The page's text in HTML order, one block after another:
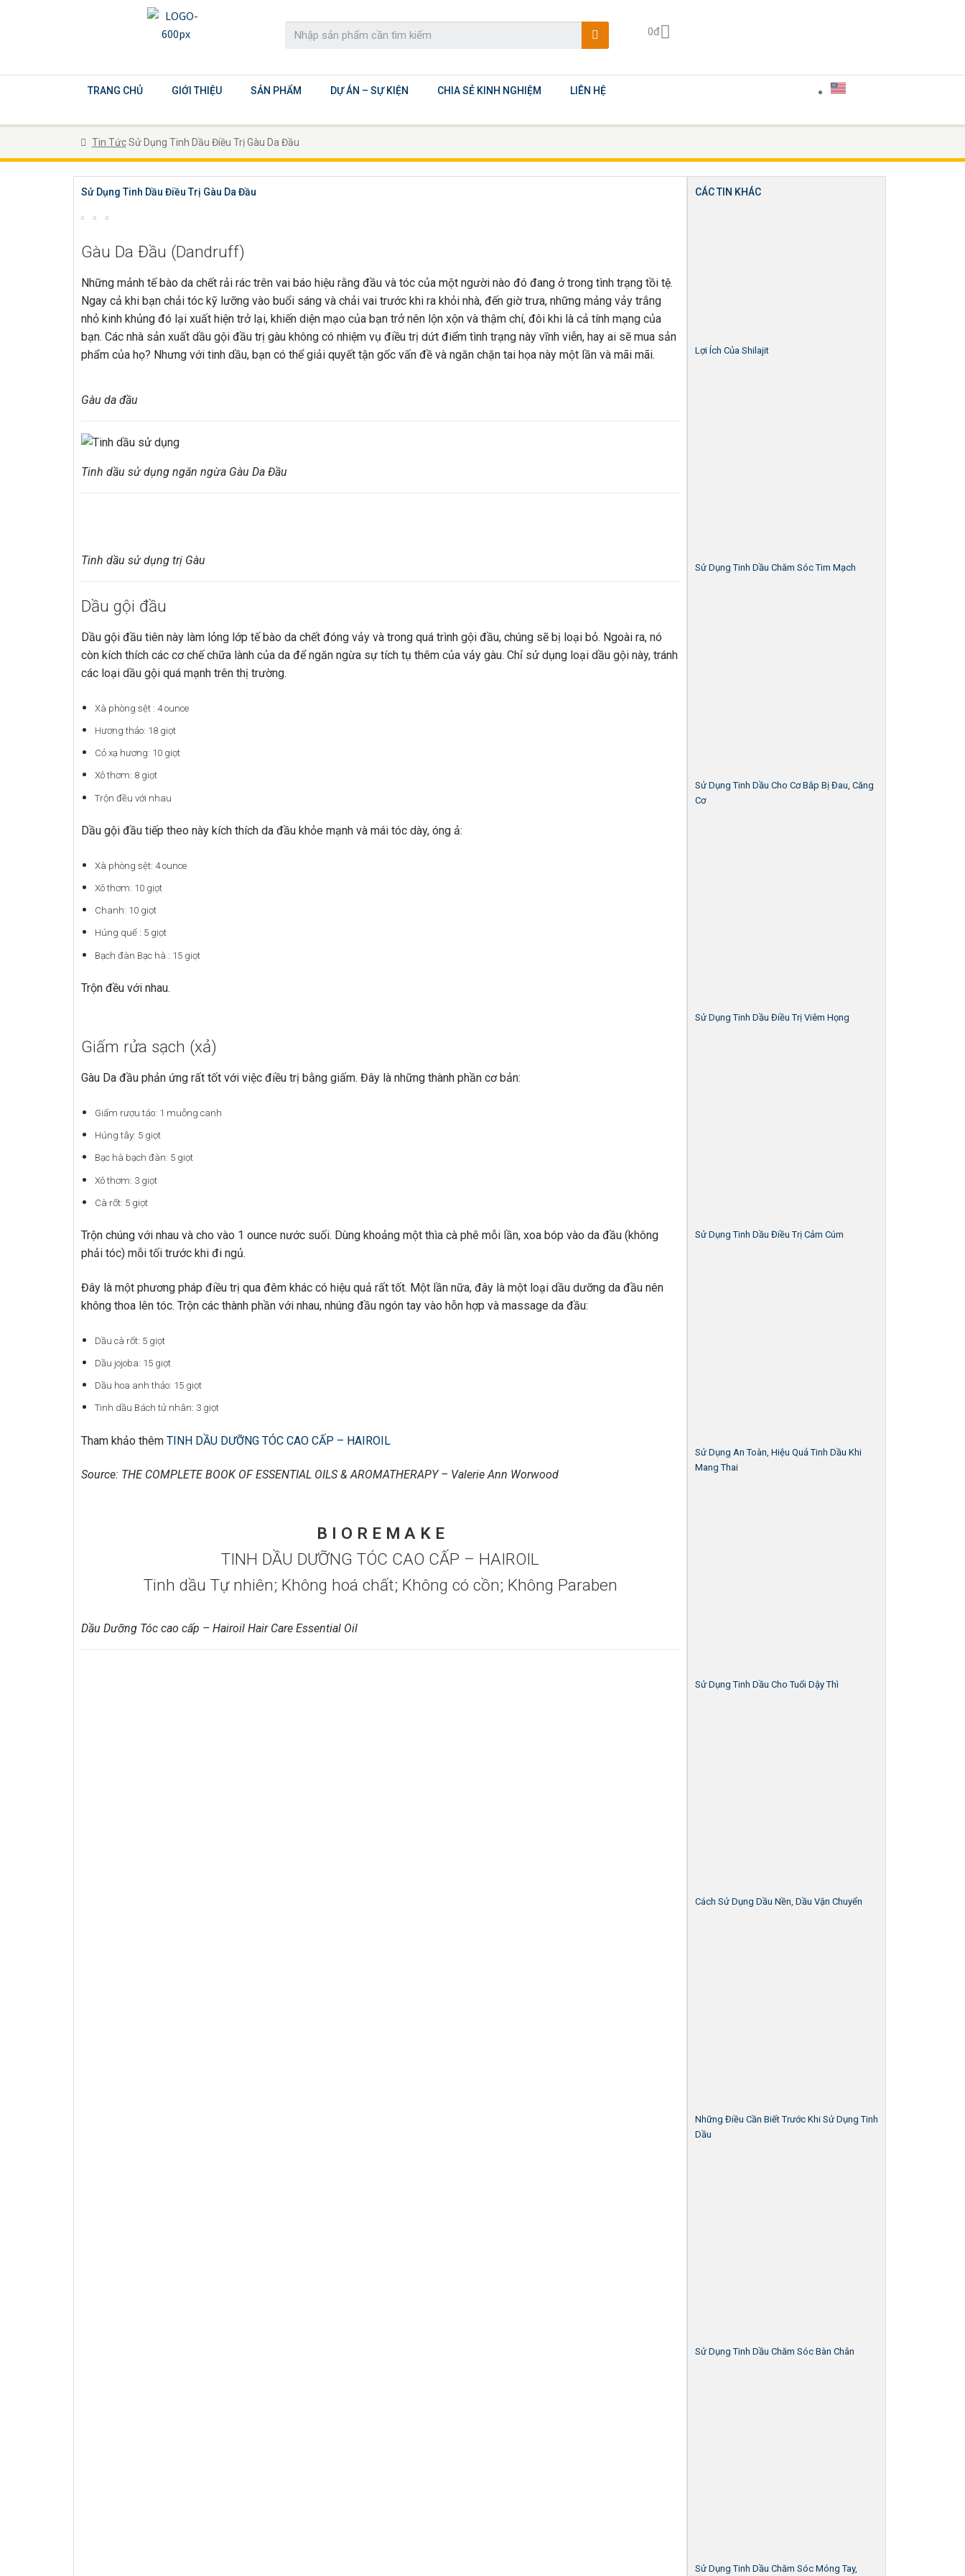
0đ
TRANG CHỦ GIỚI THIỆU SẢN PHẨM DỰ ÁN – SỰ KIỆN CHIA SẺ KINH NGHIỆM LIÊN HỆ
Tin Tức Sử Dụng Tinh Dầu Điều Trị Gàu Da Đầu
Sử Dụng Tinh Dầu Điều Trị Gàu Da Đầu
Gàu Da Đầu (Dandruff)
Những mảnh tế bào da chết rải rác trên vai báo hiệu rằng đầu và tóc của một người nào đó đang ở trong tình trạng tồi tệ.
Ngay cả khi bạn chải tóc kỹ lưỡng vào buổi sáng và chải vai trước khi ra khỏi nhà, đến giờ trưa, những mảng vảy trắng
nhỏ kinh khủng đó lại xuất hiện trở lại, khiến diện mạo của bạn trở nên lộn xộn và thậm chí, đôi khi là cả tính mạng của
bạn. Các nhà sản xuất dầu gội đầu trị gàu không có nhiệm vụ điều trị dứt điểm tình trạng này vĩnh viễn, hay ai sẽ mua sản
phẩm của họ? Nhưng với tinh dầu, bạn có thể giải quyết tận gốc vấn đề và ngăn chặn tai họa này một lần và mãi mãi.
Gàu da đầu
Tinh dầu sử dụng ngăn ngừa Gàu Da Đầu
Tinh dầu sử dụng trị Gàu
Dầu gội đầu
Dầu gội đầu tiên này làm lỏng lớp tế bào da chết đóng vảy và trong quá trình gội đầu, chúng sẽ bị loại bỏ. Ngoài ra, nó
còn kích thích các cơ chế chữa lành của da để ngăn ngừa sự tích tụ thêm của vảy gàu. Chỉ sử dụng loại dầu gội này, tránh
các loại dầu gội quá mạnh trên thị trường.
Xà phòng sệt : 4 ounce
Hương thảo: 18 giọt
Cỏ xạ hương: 10 giọt
Xô thơm: 8 giọt
Trộn đều với nhau
Dầu gội đầu tiếp theo này kích thích da đầu khỏe mạnh và mái tóc dày, óng ả:
Xà phòng sệt: 4 ounce
Xô thơm: 10 giọt
Chanh: 10 giọt
Húng quế : 5 giọt
Bạch đàn Bạc hà : 15 giọt
Trộn đều với nhau.
Giấm rửa sạch (xả)
Gàu Da đầu phản ứng rất tốt với việc điều trị bằng giấm. Đây là những thành phần cơ bản:
Giấm rượu táo: 1 muỗng canh
Húng tây: 5 giọt
Bạc hà bạch đàn: 5 giọt
Xô thơm: 3 giọt
Cà rốt: 5 giọt
Trộn chúng với nhau và cho vào 1 ounce nước suối. Dùng khoảng một thìa cà phê mỗi lần, xoa bóp vào da đầu (không
phải tóc) mỗi tối trước khi đi ngủ.
Đây là một phương pháp điều trị qua đêm khác có hiệu quả rất tốt. Một lần nữa, đây là một loại dầu dưỡng da đầu nên
không thoa lên tóc. Trộn các thành phần với nhau, nhúng đầu ngón tay vào hỗn hợp và massage da đầu:
Dầu cà rốt: 5 giọt
Dầu jojoba: 15 giọt
Dầu hoa anh thảo: 15 giọt
Tinh dầu Bách tử nhân: 3 giọt
Tham khảo thêm TINH DẦU DƯỠNG TÓC CAO CẤP – HAIROIL
Source: THE COMPLETE BOOK OF ESSENTIAL OILS & AROMATHERAPY – Valerie Ann Worwood
B I O R E M A K E
TINH DẦU DƯỠNG TÓC CAO CẤP – HAIROIL
Tinh dầu Tự nhiên; Không hoá chất; Không có cồn; Không Paraben
Dầu Dưỡng Tóc cao cấp – Hairoil Hair Care Essential Oil
CÁC TIN KHÁC
Lợi Ích Của Shilajit
Sử Dụng Tinh Dầu Chăm Sóc Tim Mạch
Sử Dụng Tinh Dầu Cho Cơ Bắp Bị Đau, Căng
Cơ
Sử Dụng Tinh Dầu Điều Trị Viêm Họng
Sử Dụng Tinh Dầu Điều Trị Cảm Cúm
Sử Dụng An Toàn, Hiệu Quả Tinh Dầu Khi
Mang Thai
Sử Dụng Tinh Dầu Cho Tuổi Dậy Thì
Cách Sử Dụng Dầu Nền, Dầu Vận Chuyển
Những Điều Cần Biết Trước Khi Sử Dụng Tinh
Dầu
Sử Dụng Tinh Dầu Chăm Sóc Bàn Chân
Sử Dụng Tinh Dầu Chăm Sóc Móng Tay,